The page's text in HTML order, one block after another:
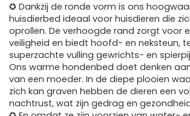
✪ Dankzij de ronde vorm is ons
huisdierbed ideaal voor huisdieren die
oprollen. De verhoogde rand zorgt voor
veiligheid en biedt hoofd- en neksteun,
superzachte vulling gewrichts- en
Ons warme hondenbed doet denken
van een moeder. In de diepe plooien
zich kan graven hebben de dieren een
nachtrust, wat zijn gedrag en